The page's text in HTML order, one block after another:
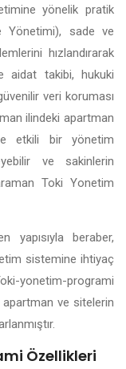
yönelik pratik
Yönetimi), sade ve
hızlandırarak
aidat takibi, hukuki
veri koruması
ilindeki apartman
etkili bir yönetim
ve sakinlerin
Toki Yonetim
yapısıyla beraber,
sistemine ihtiyaç
yonetim-programi
apartman ve sitelerin
Özellikleri